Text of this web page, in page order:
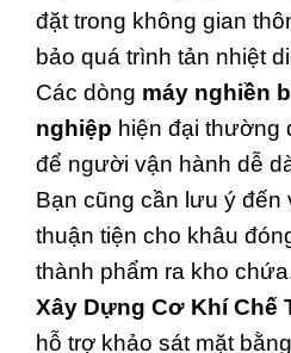
đặt trong không gian
bảo quá trình tản nhiệt
Các dòng máy nghiền
nghiệp hiện đại thường
để người vận hành dễ
Bạn cũng cần lưu ý đến
thuận tiện cho khâu
thành phẩm ra kho
Xây Dựng Cơ Khí Chế
hỗ trợ khảo sát mặt